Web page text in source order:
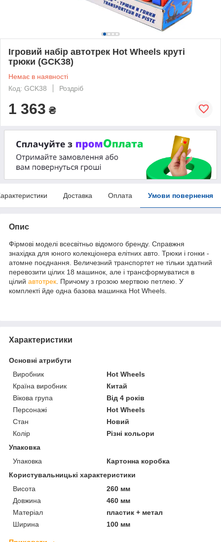
Ігровий набір автотрек Hot Wheels круті
трюки (GCK38)
Немає в наявності
Код: GCK38
Роздріб
1 363 ₴
Доставка Оплата Умови повернення
Опис
Фірмові моделі всесвітньо відомого бренду. Справжня
знахідка для юного колекціонера елітних авто. Трюки і гонки -
атомне поєднання. Величезний транспортет не тільки здатний
перевозити цілих 18 машинок, але і трансформуватися в
цілий автотрек. Причому з грозою мертвою петлею. У
комплекті йде одна базова машинка Hot Wheels.
Характеристики
Основні атрибути
Виробник
Hot Wheels
Країна виробник
Китай
Вікова група
Від 4 років
Персонажі
Hot Wheels
Стан
Новий
Колір
Різні кольори
Упаковка
Упаковка
Картонна коробка
Користувальницькі характеристики
Висота
260 мм
Довжина
460 мм
Матеріал
пластик + метал
Ширина
100 мм